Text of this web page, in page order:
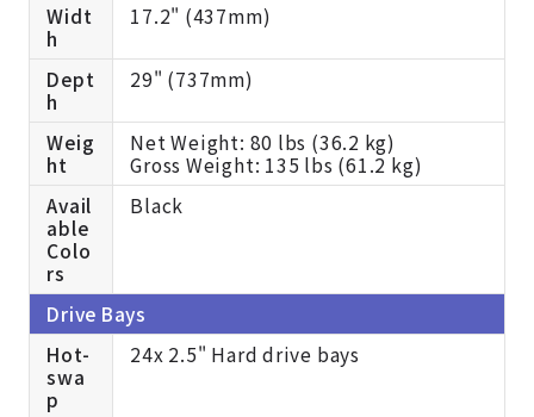
Widt
h
17.2" (437mm)
Dept
h
29" (737mm)
Weig
ht
Net Weight: 80 lbs (36.2 kg)
Gross Weight: 135 lbs (61.2 kg)
Avail
able
Colo
rs
Black
Drive Bays
Hot-
swa
p
24x 2.5" Hard drive bays